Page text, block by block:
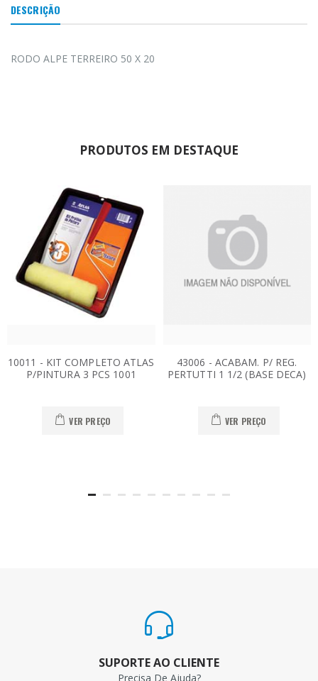
DESCRIÇÃO
RODO ALPE TERREIRO 50 X 20
PRODUTOS EM DESTAQUE
10011 - KIT COMPLETO ATLAS
P/PINTURA 3 PCS 1001
VER PREÇO
43006 - ACABAM. P/ REG.
PERTUTTI 1 1/2 (BASE DECA)
VER PREÇO
SUPORTE AO CLIENTE
Precisa De Ajuda?